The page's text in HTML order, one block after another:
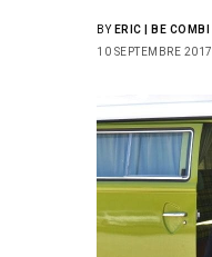
BY ERIC | BE COMBI
10 SEPTEMBRE 2017